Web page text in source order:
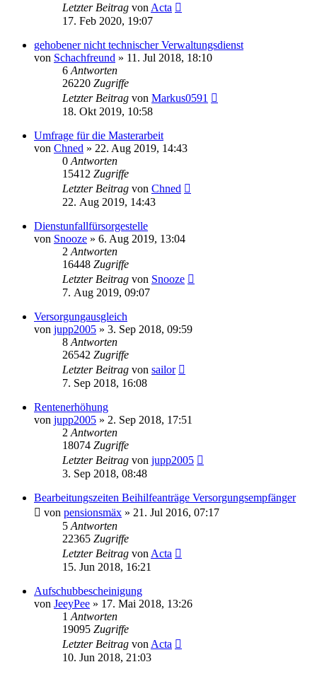
Letzter Beitrag von Acta
17. Feb 2020, 19:07
gehobener nicht technischer Verwaltungsdienst
von Schachfreund » 11. Jul 2018, 18:10
6 Antworten
26220 Zugriffe
Letzter Beitrag von Markus0591
18. Okt 2019, 10:58
Umfrage für die Masterarbeit
von Chned » 22. Aug 2019, 14:43
0 Antworten
15412 Zugriffe
Letzter Beitrag von Chned
22. Aug 2019, 14:43
Dienstunfallfürsorgestelle
von Snooze » 6. Aug 2019, 13:04
2 Antworten
16448 Zugriffe
Letzter Beitrag von Snooze
7. Aug 2019, 09:07
Versorgungausgleich
von jupp2005 » 3. Sep 2018, 09:59
8 Antworten
26542 Zugriffe
Letzter Beitrag von sailor
7. Sep 2018, 16:08
Rentenerhöhung
von jupp2005 » 2. Sep 2018, 17:51
2 Antworten
18074 Zugriffe
Letzter Beitrag von jupp2005
3. Sep 2018, 08:48
Bearbeitungszeiten Beihilfeanträge Versorgungsempfänger
von pensionsmäx » 21. Jul 2016, 07:17
5 Antworten
22365 Zugriffe
Letzter Beitrag von Acta
15. Jun 2018, 16:21
Aufschubbescheinigung
von JeeyPee » 17. Mai 2018, 13:26
1 Antworten
19095 Zugriffe
Letzter Beitrag von Acta
10. Jun 2018, 21:03